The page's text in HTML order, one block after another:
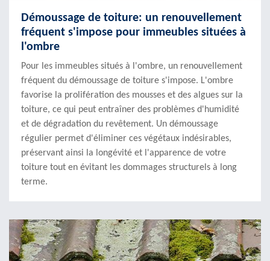
Démoussage de toiture: un renouvellement
fréquent s'impose pour immeubles situées à
l'ombre
Pour les immeubles situés à l'ombre, un renouvellement
fréquent du démoussage de toiture s'impose. L'ombre
favorise la prolifération des mousses et des algues sur la
toiture, ce qui peut entraîner des problèmes d'humidité
et de dégradation du revêtement. Un démoussage
régulier permet d'éliminer ces végétaux indésirables,
préservant ainsi la longévité et l'apparence de votre
toiture tout en évitant les dommages structurels à long
terme.